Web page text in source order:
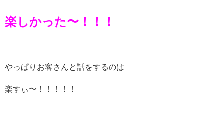
楽しかった〜！！！
やっぱりお客さんと話をするのは
楽すぃ〜！！！！！